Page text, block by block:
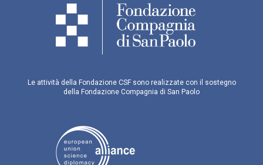
Le attività della Fondazione CSF sono realizzate con il sostegno
della Fondazione Compagnia di San Paolo